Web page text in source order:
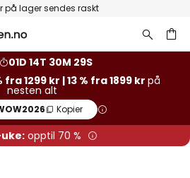
på lager sendes raskt
01D 14T 30M 28S
1299 kr | 13 % fra 1899 krpå
nesten alt
Kopier
opptil 70 %